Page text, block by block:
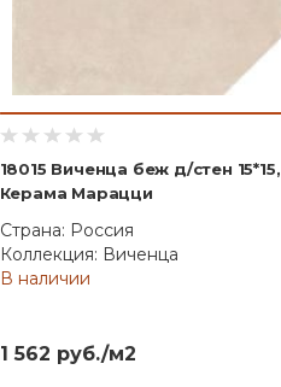
18015 Виченца беж д/стен 15*15,
Керама Марацци
Страна: Россия
Коллекция: Виченца
В наличии
1 562 руб./м2